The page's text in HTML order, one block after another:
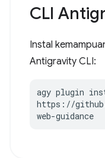
CLI
Instal
Antigravity CLI:
agy plugin
https://
web-guidance